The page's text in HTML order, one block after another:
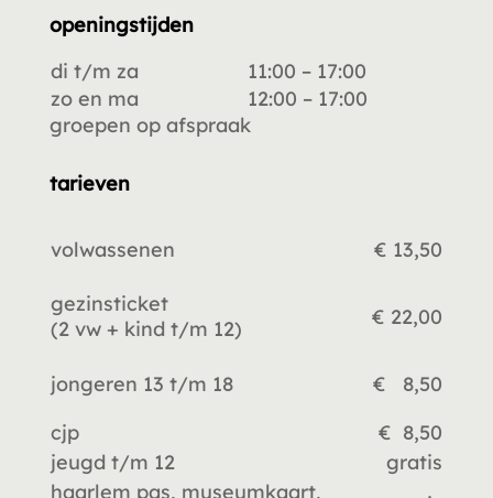
openingstijden
di t/m za
11:00 – 17:00
zo en ma
12:00 – 17:00
groepen op afspraak
tarieven
volwassenen € 13,50
gezinsticket
(2 vw + kind t/m 12) € 22,00
jongeren 13 t/m 18
€ 8,50
cjp
€ 8,50
jeugd t/m 12
gratis
haarlem pas, museumkaart,